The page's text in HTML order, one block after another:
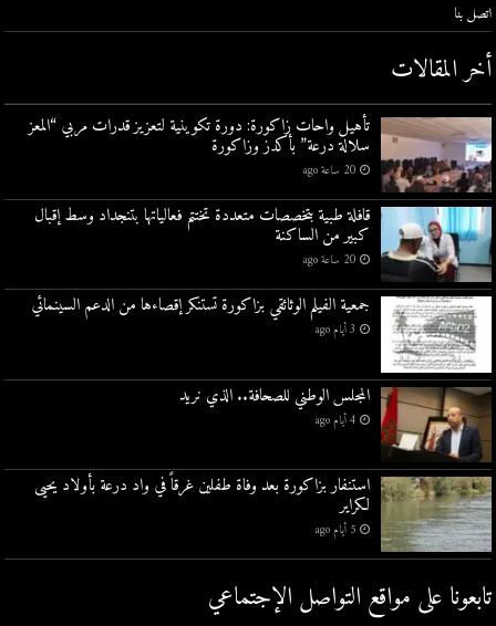
اتصل بنا
أخر المقالات
تأهيل واحات زاكورة: دورة تكوينية لتعزيز قدرات مربي “المعز
سلالة درعة” بأكدز وزاكورة
20 ساعة ago
قافلة طبية بتخصصات متعددة تختتم فعالياتها بتنجداد وسط إقبال
كبير من الساكنة
20 ساعة ago
جمعية الفيلم الوثائقي بزاكورة تستنكر إقصاءها من الدعم السينمائي
3 أيام ago
المجلس الوطني للصحافة.. الذي نريد
4 أيام ago
استنفار بزاكورة بعد وفاة طفلين غرقاً في واد درعة بأولاد يحيى
لكراير
5 أيام ago
تابعونا على مواقع التواصل اﻹجتماعي